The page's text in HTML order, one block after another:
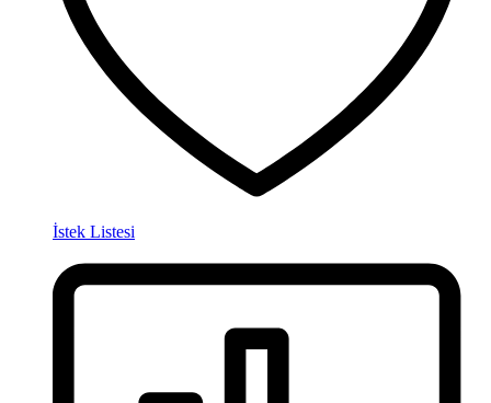
İstek Listesi